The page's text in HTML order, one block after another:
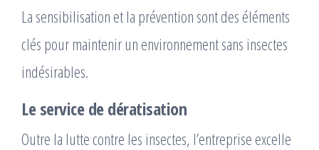
La sensibilisation et la prévention sont des éléments
clés pour maintenir un environnement sans insectes
indésirables.
Le service de dératisation
Outre la lutte contre les insectes, l’entreprise excelle